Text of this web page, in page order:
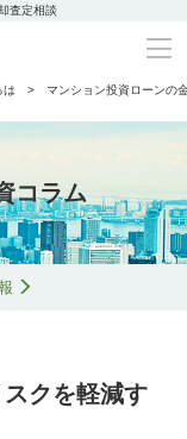
査定相談
は マンション投資ローンの
コラム
クを軽減す